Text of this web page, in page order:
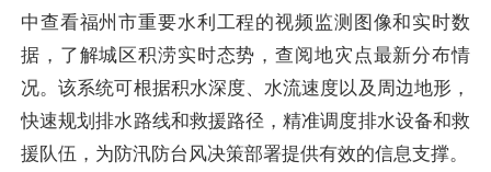
中查看福州市重要水利工程的视频监测图像和实时数
据，了解城区积涝实时态势，查阅地灾点最新分布情
况。该系统可根据积水深度、水流速度以及周边地形，
快速规划排水路线和救援路径，精准调度排水设备和救
援队伍，为防汛防台风决策部署提供有效的信息支撑。